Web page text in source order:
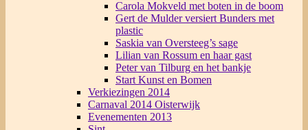
Carola Mokveld met boten in de boom
Gert de Mulder versiert Bunders met
plastic
Saskia van Oversteeg’s sage
Lilian van Rossum en haar gast
Peter van Tilburg en het bankje
Start Kunst en Bomen
Verkiezingen 2014
Carnaval 2014 Oisterwijk
Evenementen 2013